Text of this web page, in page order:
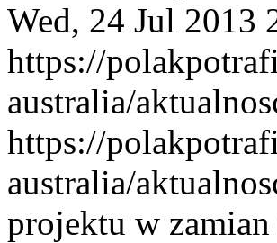
Wed, 24 Jul 2013
https://
australia/
https://
australia/
projektu w